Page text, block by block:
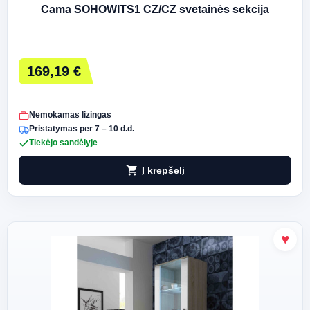
Cama SOHOWITS1 CZ/CZ svetainės sekcija
169,19 €
Nemokamas lizingas
Pristatymas per 7 – 10 d.d.
Tiekėjo sandėlyje
shopping_cart Į krepšelį